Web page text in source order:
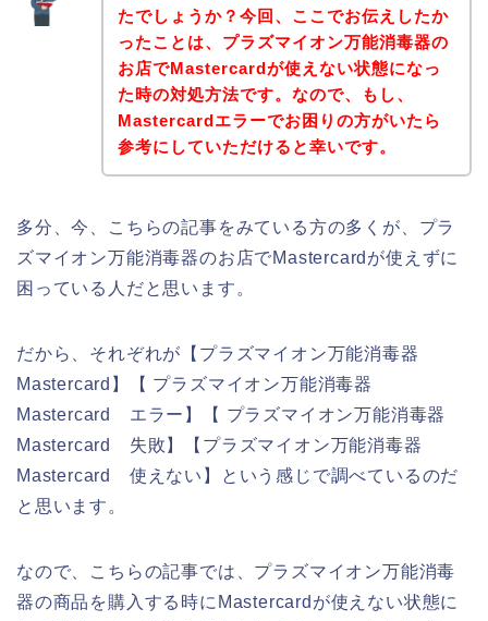
たでしょうか？今回、ここでお伝えしたか
ったことは、プラズマイオン万能消毒器の
お店でMastercardが使えない状態になっ
た時の対処方法です。なので、もし、
Mastercardエラーでお困りの方がいたら
参考にしていただけると幸いです。
多分、今、こちらの記事をみている方の多くが、プラ
ズマイオン万能消毒器のお店でMastercardが使えずに
困っている人だと思います。
だから、それぞれが【プラズマイオン万能消毒器
Mastercard】【 プラズマイオン万能消毒器
Mastercard エラー】【 プラズマイオン万能消毒器
Mastercard 失敗】【プラズマイオン万能消毒器
Mastercard 使えない】という感じで調べているのだ
と思います。
なので、こちらの記事では、プラズマイオン万能消毒
器の商品を購入する時にMastercardが使えない状態に